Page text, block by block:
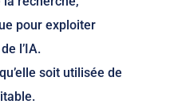
pour exploiter
l’IA.
soit utilisée de